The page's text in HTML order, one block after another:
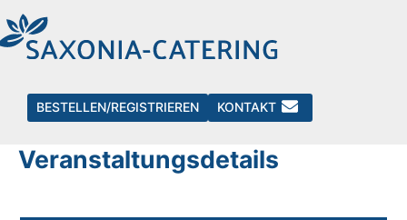
BESTELLEN/REGISTRIEREN KONTAKT
Events
Kalender mit
Veranstaltungsdetails